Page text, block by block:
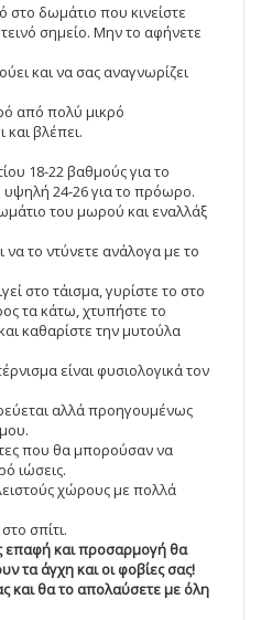
στο δωμάτιο που κινείστε
σημείο. Μην το αφήνετε
και να σας αναγνωρίζει
από πολύ μικρό
και βλέπει.
18-22 βαθμούς για το
υψηλή 24-26 για το πρόωρο.
του μωρού και εναλλάξ
να το ντύνετε ανάλογα με το
στο τάισμα, γυρίστε το στο
τα κάτω, χτυπήστε το
καθαρίστε την μυτούλα
είναι φυσιολογικά τον
αλλά προηγουμένως
που θα μπορούσαν να
ιώσεις.
χώρους με πολλά
σπίτι.
επαφή και προσαρμογή θα
τα άγχη και οι φοβίες σας!
και θα το απολαύσετε με όλη